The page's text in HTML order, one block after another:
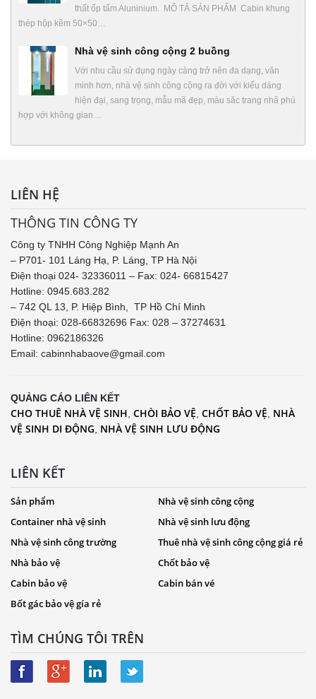
thất ốp tấm Aluninium. MÔ TẢ SẢN PHẨM Cabin khung
thép hộp kẽm 50×50…
Nhà vệ sinh công cộng 2 buồng
Với nhu cầu sử dụng ngày càng trở nên đa dạng, văn
minh hơn, nhà vệ sinh công cộng ra đời với kiểu dáng
hiện đại, sang trọng, mẫu mã đẹp, màu săc trang nhã phù
hợp với không gian…
LIÊN HỆ
THÔNG TIN CÔNG TY
Công ty TNHH Công Nghiệp Mạnh An
– P701- 101 Láng Hạ, P. Láng, TP Hà Nội
Điện thoại 024- 32336011 – Fax: 024- 66815427
Hotline: 0945.683.282
– 742 QL 13, P. Hiệp Bình, TP Hồ Chí Minh
Điện thoại: 028-66832696 Fax: 028 – 37274631
Hotline: 0962186326
Email: cabinnhabaove@gmail.com
QUẢNG CÁO LIÊN KẾT
CHO THUÊ NHÀ VỆ SINH, CHÒI BẢO VỆ, CHỐT BẢO VỆ, NHÀ
VỆ SINH DI ĐỘNG, NHÀ VỆ SINH LƯU ĐỘNG
LIÊN KẾT
Sản phẩm
Nhà vệ sinh công cộng
Container nhà vệ sinh
Nhà vệ sinh lưu động
Nhà vệ sinh công trường
Thuê nhà vệ sinh công cộng giá rẻ
Nhà bảo vệ
Chốt bảo vệ
Cabin bảo vệ
Cabin bán vé
Bốt gác bảo vệ gía rẻ
TÌM CHÚNG TÔI TRÊN